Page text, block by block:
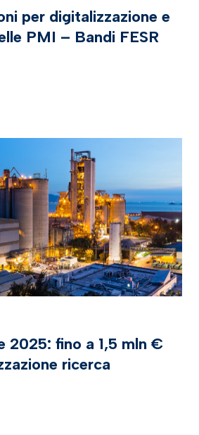
per digitalizzazione e
PMI – Bandi FESR
2025: fino a 1,5 mln €
ricerca